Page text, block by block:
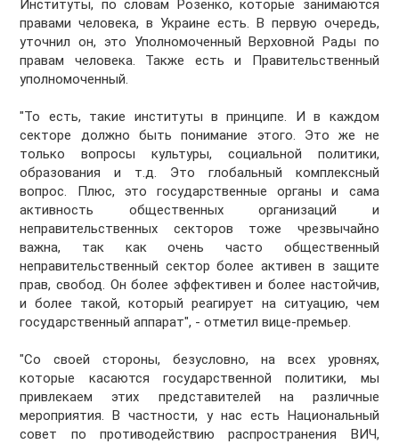
Институты, по словам Розенко, которые занимаются
правами человека, в Украине есть. В первую очередь,
уточнил он, это Уполномоченный Верховной Рады по
правам человека. Также есть и Правительственный
уполномоченный.
"То есть, такие институты в принципе. И в каждом
секторе должно быть понимание этого. Это же не
только вопросы культуры, социальной политики,
образования и т.д. Это глобальный комплексный
вопрос. Плюс, это государственные органы и сама
активность общественных организаций и
неправительственных секторов тоже чрезвычайно
важна, так как очень часто общественный
неправительственный сектор более активен в защите
прав, свобод. Он более эффективен и более настойчив,
и более такой, который реагирует на ситуацию, чем
государственный аппарат", - отметил вице-премьер.
"Со своей стороны, безусловно, на всех уровнях,
которые касаются государственной политики, мы
привлекаем этих представителей на различные
мероприятия. В частности, у нас есть Национальный
совет по противодействию распространения ВИЧ,